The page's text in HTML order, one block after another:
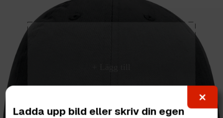
Ladda upp bild eller skriv din egen